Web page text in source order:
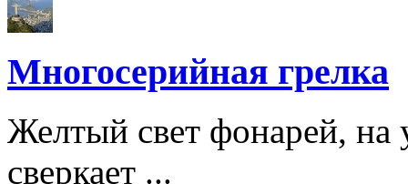
Многосерийная грелка
Желтый свет фонарей, на
сверкает ...